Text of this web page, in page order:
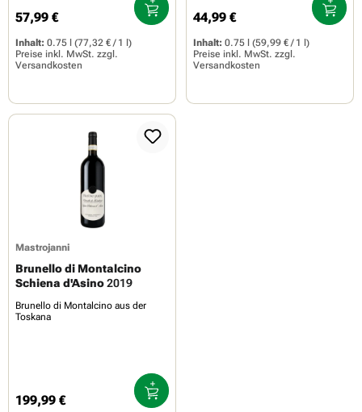
Regulärer Preis:
57,99 €
Inhalt: 0.75 l
(77,32 € / 1 l)
Preise inkl. MwSt. zzgl.
Versandkosten
Regulärer Preis:
44,99 €
Inhalt: 0.75 l
(59,99 € / 1 l)
Preise inkl. MwSt. zzgl.
Versandkosten
Mastrojanni
Brunello di Montalcino
Schiena d'Asino2019
Brunello di Montalcino aus der
Toskana
Regulärer Preis:
199,99 €